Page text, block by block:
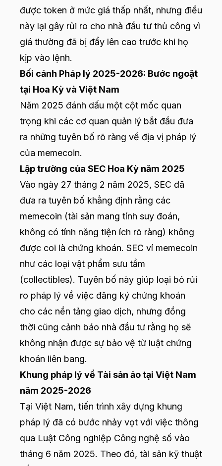
được token ở mức giá thấp nhất, nhưng điều
này lại gây rủi ro cho nhà đầu tư thủ công vì
giá thường đã bị đẩy lên cao trước khi họ
kịp vào lệnh.
Bối cảnh Pháp lý 2025-2026: Bước ngoặt
tại Hoa Kỳ và Việt Nam
Năm 2025 đánh dấu một cột mốc quan
trọng khi các cơ quan quản lý bắt đầu đưa
ra những tuyên bố rõ ràng về địa vị pháp lý
của memecoin.
Lập trường của SEC Hoa Kỳ năm 2025
Vào ngày 27 tháng 2 năm 2025, SEC đã
đưa ra tuyên bố khẳng định rằng các
memecoin (tài sản mang tính suy đoán,
không có tính năng tiện ích rõ ràng) không
được coi là chứng khoán. SEC ví memecoin
như các loại vật phẩm sưu tầm
(collectibles). Tuyên bố này giúp loại bỏ rủi
ro pháp lý về việc đăng ký chứng khoán
cho các nền tảng giao dịch, nhưng đồng
thời cũng cảnh báo nhà đầu tư rằng họ sẽ
không nhận được sự bảo vệ từ luật chứng
khoán liên bang.
Khung pháp lý về Tài sản ảo tại Việt Nam
năm 2025-2026
Tại Việt Nam, tiến trình xây dựng khung
pháp lý đã có bước nhảy vọt với việc thông
qua Luật Công nghiệp Công nghệ số vào
tháng 6 năm 2025. Theo đó, tài sản kỹ thuật